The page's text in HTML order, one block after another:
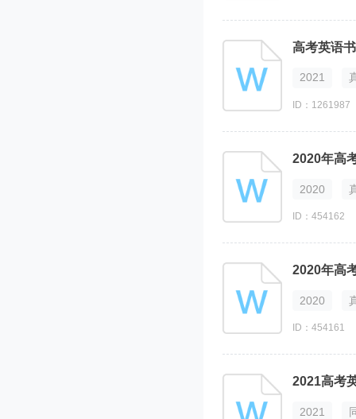
高考英语
2021
ID：1261987
2020
ID：454162
2020
ID：454161
2021